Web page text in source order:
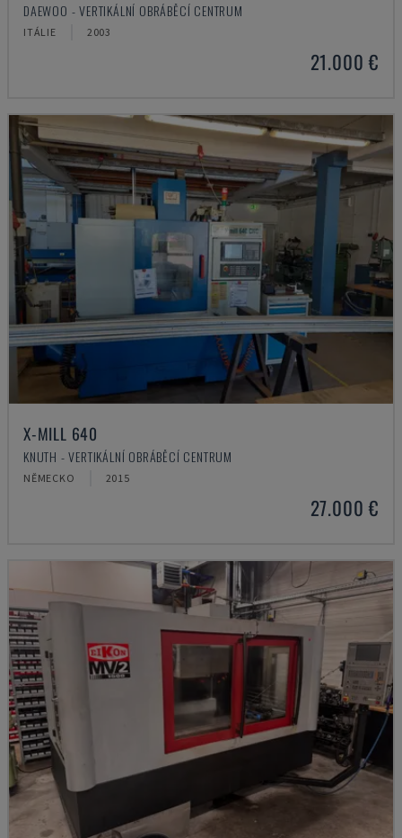
DAEWOO - VERTIKÁLNÍ OBRÁBĚCÍ CENTRUM
ITÁLIE 2003
21.000 €
X-MILL 640
KNUTH - VERTIKÁLNÍ OBRÁBĚCÍ CENTRUM
NĚMECKO 2015
27.000 €